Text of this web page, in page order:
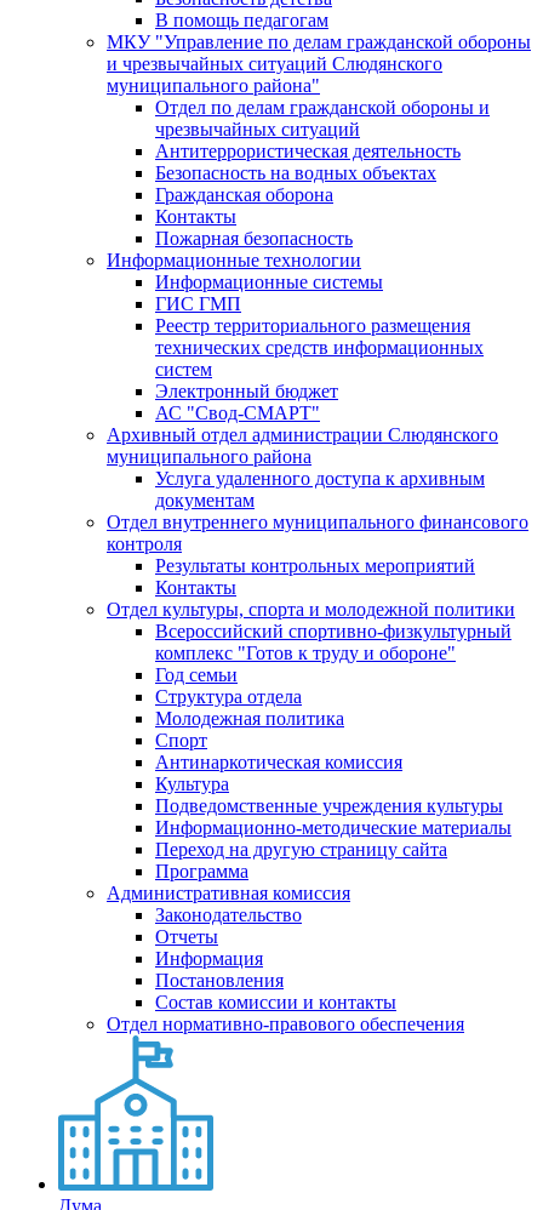
В помощь педагогам
МКУ "Управление по делам гражданской обороны
и чрезвычайных ситуаций Слюдянского
муниципального района"
Отдел по делам гражданской обороны и
чрезвычайных ситуаций
Антитеррористическая деятельность
Безопасность на водных объектах
Гражданская оборона
Контакты
Пожарная безопасность
Информационные технологии
Информационные системы
ГИС ГМП
Реестр территориального размещения
технических средств информационных
систем
Электронный бюджет
АС "Свод-СМАРТ"
Архивный отдел администрации Слюдянского
муниципального района
Услуга удаленного доступа к архивным
документам
Отдел внутреннего муниципального финансового
контроля
Результаты контрольных мероприятий
Контакты
Отдел культуры, спорта и молодежной политики
Всероссийский спортивно-физкультурный
комплекс "Готов к труду и обороне"
Год семьи
Структура отдела
Молодежная политика
Спорт
Антинаркотическая комиссия
Культура
Подведомственные учреждения культуры
Информационно-методические материалы
Переход на другую страницу сайта
Программа
Административная комиссия
Законодательство
Отчеты
Информация
Постановления
Состав комиссии и контакты
Отдел нормативно-правового обеспечения
Дума